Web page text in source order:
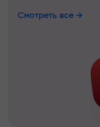
Смотреть все